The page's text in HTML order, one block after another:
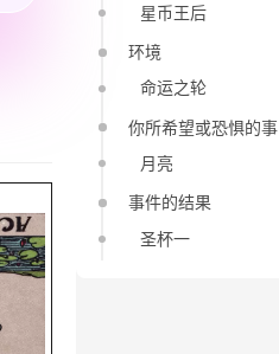
星币王后
环境
命运之轮
你所希望或恐惧的事
月亮
事件的结果
圣杯一